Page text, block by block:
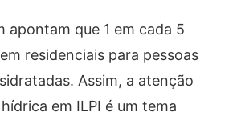
apontam que 1 em cada 5
residenciais para pessoas
Assim, a atenção
em ILPI é um tema